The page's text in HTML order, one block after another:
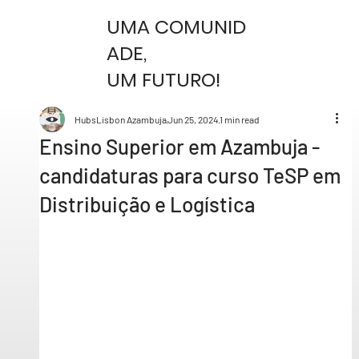
UMA COMUNID
ADE,
UM FUTURO!
Ensino Superior em Azambuja -
candidaturas para curso TeSP em
Distribuição e Logística
HubsLisbon AzambujaJun 25, 20241 min read